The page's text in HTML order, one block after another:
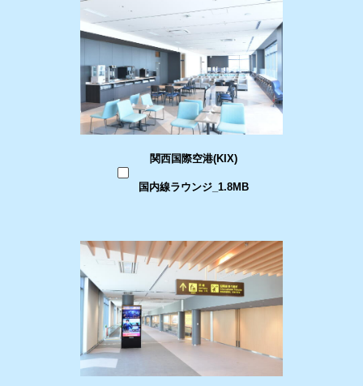
関西国際空港(KIX)
国内線ラウンジ_1.8MB